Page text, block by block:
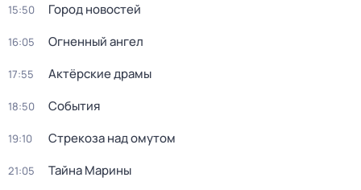
15:50 Город новостей
16:05 Огненный ангел
17:55 Актёрские драмы
18:50 События
19:10 Стрекоза над омутом
21:05 Тайна Марины